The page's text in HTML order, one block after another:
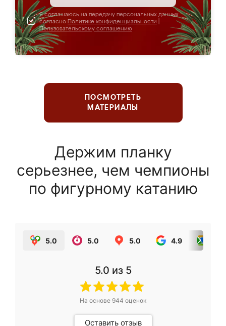
Я соглашаюсь на передачу персональных данных
согласно Политике конфиденциальности
Пользовательскому соглашению
ПОСМОТРЕТЬ
МАТЕРИАЛЫ
Держим планку
серьезнее, чем чемпионы
по фигурному катанию
5.0 5.0 5.0 4.9
5.0 из 5
На основе 944 оценок
Оставить отзыв